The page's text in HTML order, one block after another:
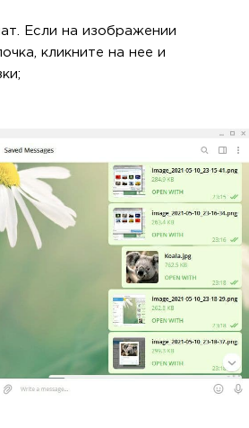
Если на изображении
кликните на нее и